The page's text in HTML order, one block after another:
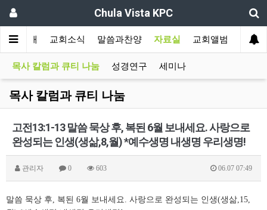
Chula Vista KPC
교회소개 교회소식 말씀과찬양 자료실 교회앨범
목사 칼럼과 큐티 나눔 성경연구 세미나
목사 칼럼과 큐티 나눔
고전13:1-13 말씀 묵상 후, 복된 6월 보내세요. 사랑으로
완성되는 인생(생삶,8,월) *예수생명 내생명 우리생명!
관리자 0 603 06.07 07:49
말씀 묵상 후, 복된 6월 보내세요. 사랑으로 완성되는 인생(생삶,15,